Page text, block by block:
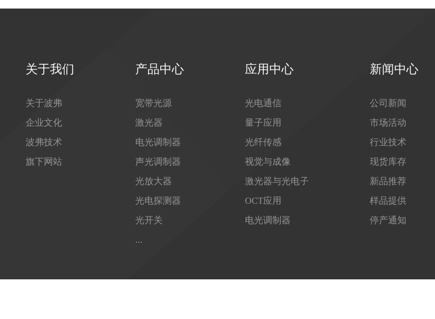
关于我们
关于波弗
企业文化
波弗技术
旗下网站
产品中心
宽带光源
激光器
电光调制器
声光调制器
光放大器
光电探测器
光开关
...
应用中心
光电通信
量子应用
光纤传感
视觉与成像
激光器与光电子
OCT应用
电光调制器
新闻中心
公司新闻
市场活动
行业技术
现货库存
新品推荐
样品提供
停产通知